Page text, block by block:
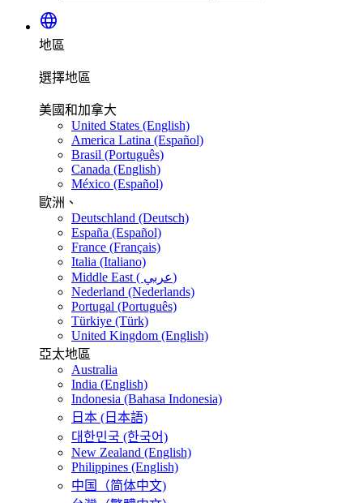
language
地區
選擇地區
美國和加拿大
United States (English)
America Latina (Español)
Brasil (Português)
Canada (English)
México (Español)
歐洲、
Deutschland (Deutsch)
España (Español)
France (Français)
Italia (Italiano)
Middle East ( عربي)
Nederland (Nederlands)
Portugal (Português)
Türkiye (Türk)
United Kingdom (English)
亞太地區
Australia
India (English)
Indonesia (Bahasa Indonesia)
日本 (日本語)
대한민국 (한국어)
New Zealand (English)
Philippines (English)
中国（简体中文)